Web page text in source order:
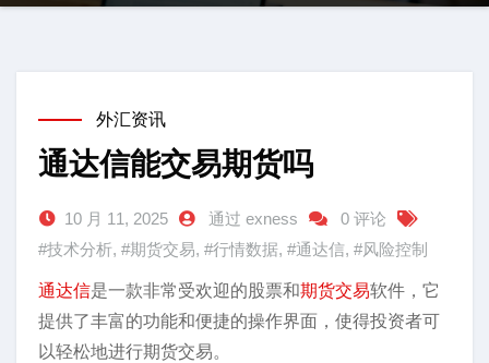
外汇资讯
通达信能交易期货吗
10 月 11, 2025 通过 exness
0 评论
#技术分析, #期货交易, #行情数据, #通达信, #风险控制
通达信是一款非常受欢迎的股票和期货交易软件，它
提供了丰富的功能和便捷的操作界面，使得投资者可
以轻松地进行期货交易。